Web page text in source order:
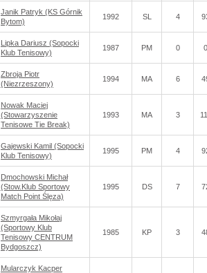
Janik Patryk (KS Górnik
Bytom)
1992 SL 4
Lipka Dariusz (Sopocki
Klub Tenisowy)
1987 PM 0
Zbroja Piotr
(Niezrzeszony)
1994 MA 6
Nowak Maciej
(Stowarzyszenie
Tenisowe Tie Break)
1993 MA 3
Gajewski Kamil (Sopocki
Klub Tenisowy)
1995 PM 4
Dmochowski Michał
(Stow.Klub Sportowy
Match Point Ślęza)
1995 DS 7
Szmyrgała Mikołaj
(Sportowy Klub
Tenisowy CENTRUM
Bydgoszcz)
1985 KP 3
Mularczyk Kacper